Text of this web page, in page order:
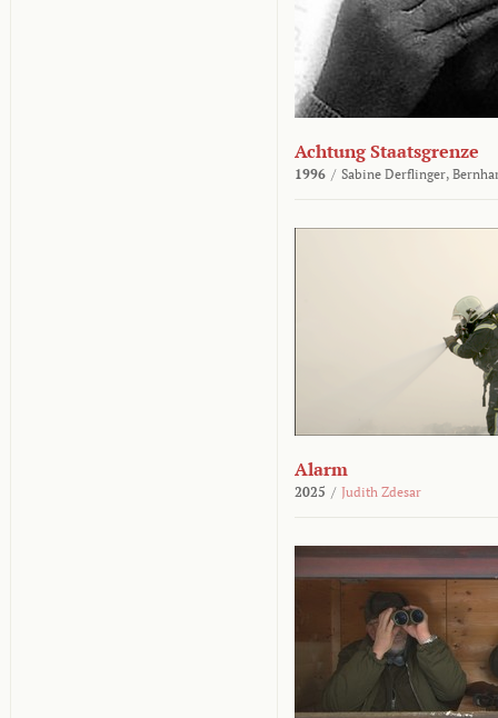
Achtung Staatsgrenze
1996 / Sabine Derflinger,
Alarm
2025 / Judith Zdesar